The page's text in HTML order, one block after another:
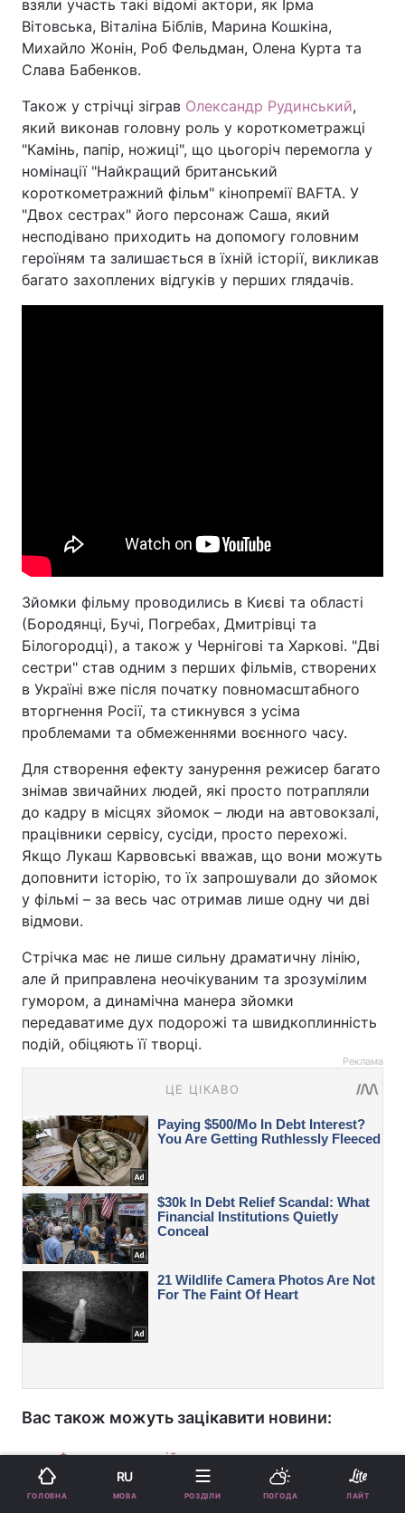
взяли участь такі відомі актори, як Ірма
Вітовська, Віталіна Біблів, Марина Кошкіна,
Михайло Жонін, Роб Фельдман, Олена Курта та
Слава Бабенков.
Також у стрічці зіграв Олександр Рудинський,
який виконав головну роль у короткометражці
"Камінь, папір, ножиці", що цьогоріч перемогла у
номінації "Найкращий британський
короткометражний фільм" кінопремії BAFTA. У
"Двох сестрах" його персонаж Саша, який
несподівано приходить на допомогу головним
героїням та залишається в їхній історії, викликав
багато захоплених відгуків у перших глядачів.
Зйомки фільму проводились в Києві та області
(Бородянці, Бучі, Погребах, Дмитрівці та
Білогородці), а також у Чернігові та Харкові. "Дві
сестри" став одним з перших фільмів, створених
в Україні вже після початку повномасштабного
вторгнення Росії, та стикнувся з усіма
проблемами та обмеженнями воєнного часу.
Для створення ефекту занурення режисер багато
знімав звичайних людей, які просто потрапляли
до кадру в місцях зйомок – люди на автовокзалі,
працівники сервісу, сусіди, просто перехожі.
Якщо Лукаш Карвовські вважав, що вони можуть
доповнити історію, то їх запрошували до зйомок
у фільмі – за весь час отримав лише одну чи дві
відмови.
Стрічка має не лише сильну драматичну лінію,
але й приправлена неочікуваним та зрозумілим
гумором, а динамічна манера зйомки
передаватиме дух подорожі та швидкоплинність
подій, обіцяють її творці.
Реклама
Вас також можуть зацікавити новини:
Фронт очима військового: чому варто
переглянути "Реал" Олега Сенцова
ГОЛОВНА
RU
МОВА РОЗДІЛИ ПОГОДА ЛАЙТ